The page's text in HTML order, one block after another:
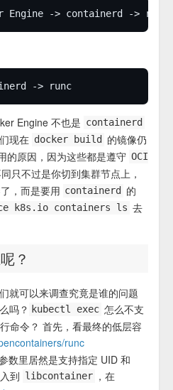
Engine 不也是 containerd
现在 docker build
的镜像仍
的原因，因为这些都是遵守 OCI
只不过是你切到集群节点上，
，而是要用 containerd
的
k8s.io containers ls 去
？
就可以来调查究竟是谁的问题
吗？ kubectl exec 怎么不支
命令？ 首先，看最终的低层容
runc
数里居然是支持指定 UID 和
到
libcontainer ，在